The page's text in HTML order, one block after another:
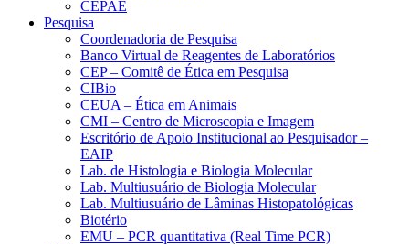
CEPAE
Pesquisa
Coordenadoria de Pesquisa
Banco Virtual de Reagentes de Laboratórios
CEP – Comitê de Ética em Pesquisa
CIBio
CEUA – Ética em Animais
CMI – Centro de Microscopia e Imagem
Escritório de Apoio Institucional ao Pesquisador –
EAIP
Lab. de Histologia e Biologia Molecular
Lab. Multiusuário de Biologia Molecular
Lab. Multiusuário de Lâminas Histopatológicas
Biotério
EMU – PCR quantitativa (Real Time PCR)